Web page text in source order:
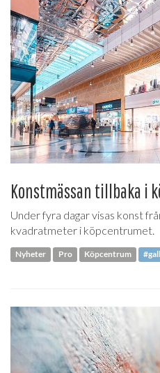
Konstmässan tillbaka i
Under fyra dagar visas konst
kvadratmeter i köpcentrumet.
Nyheter Pro Köpcentrum